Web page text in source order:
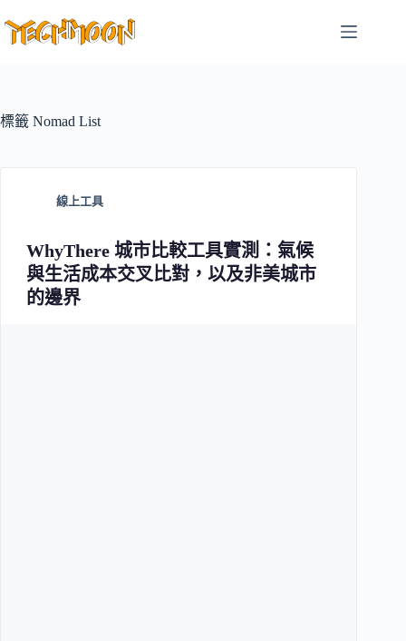
至
容
標籤 Nomad List
線上工具
WhyThere 城市比較工具實測：氣候
與生活成本交叉比對，以及非美城市
的邊界